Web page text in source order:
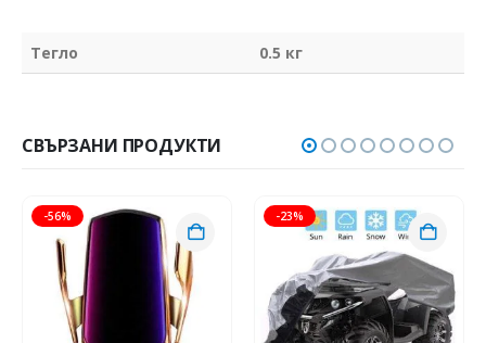
Тегло 0.5 кг
СВЪРЗАНИ ПРОДУКТИ
-56% -23%